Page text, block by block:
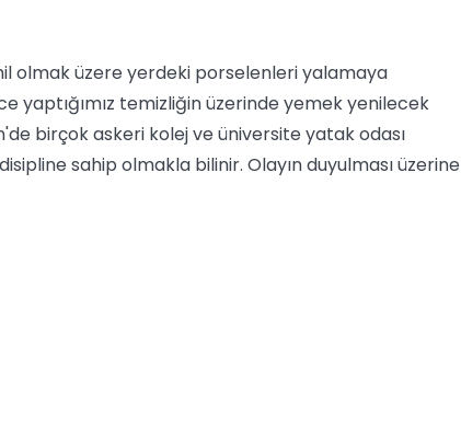
olmak üzere yerdeki porselenleri yalamaya
yaptığımız temizliğin üzerinde yemek yenilecek
birçok askeri kolej ve üniversite yatak odası
sahip olmakla bilinir. Olayın duyulması üzerine